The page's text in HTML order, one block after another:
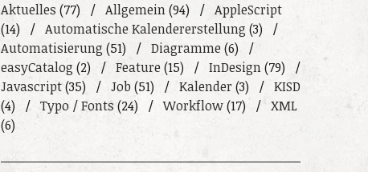
Aktuelles (77) Allgemein(94)
AppleScript
(14)
Automatische Kalendererstellung (3)
Automatisierung (51) Diagramme(6)
easyCatalog (2) Feature(15) InDesign(79)
Javascript(35) Job (51) Kalender(3)
KISD
(4)
Typo / Fonts (24) Workflow(17)
XML
(6)